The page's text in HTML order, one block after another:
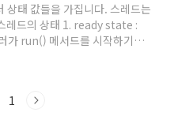
상태 값들을 가집니다. 스레드는
레드의 상태 1. ready state :
run() 메서드를 시작하기까지
드가 ready state이고, 스케줄
당 스레드는 run state 상태가
runnable state에는 3가지의
1